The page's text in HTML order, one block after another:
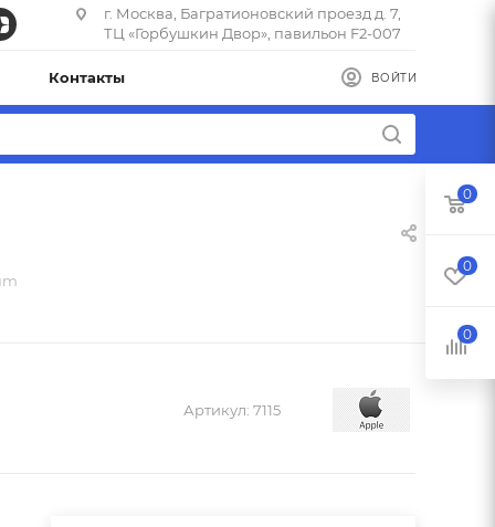
г. Москва, Багратионовский проезд д. 7,
ТЦ «Горбушкин Двор», павильон F2-007
ВОЙТИ
Контакты
Артикул: 7115
0
0
0